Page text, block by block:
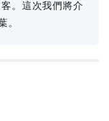
。這次我們將介
。